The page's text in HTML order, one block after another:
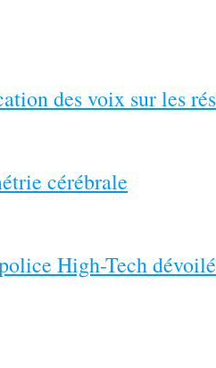
des voix sur les
cérébrale
High-Tech